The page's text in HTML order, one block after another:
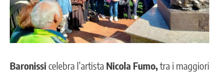
Baronissicelebra l’artista Nicola Fumo,tra i maggiori